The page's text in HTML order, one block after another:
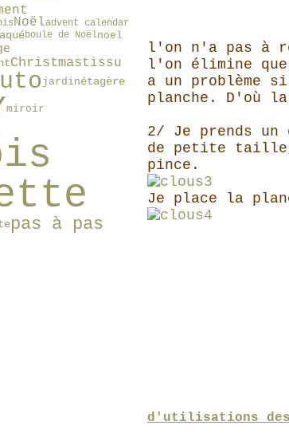
Noëladvent calendar
boule de Noëlnoel
Christmastissu
jardinétagère
miroir
pas à pas
l'on n'a pas à
l'on élimine
a un problème
planche. D'où la
2/ Je prends un
de petite
pince.
Je place la
d'utilisations des